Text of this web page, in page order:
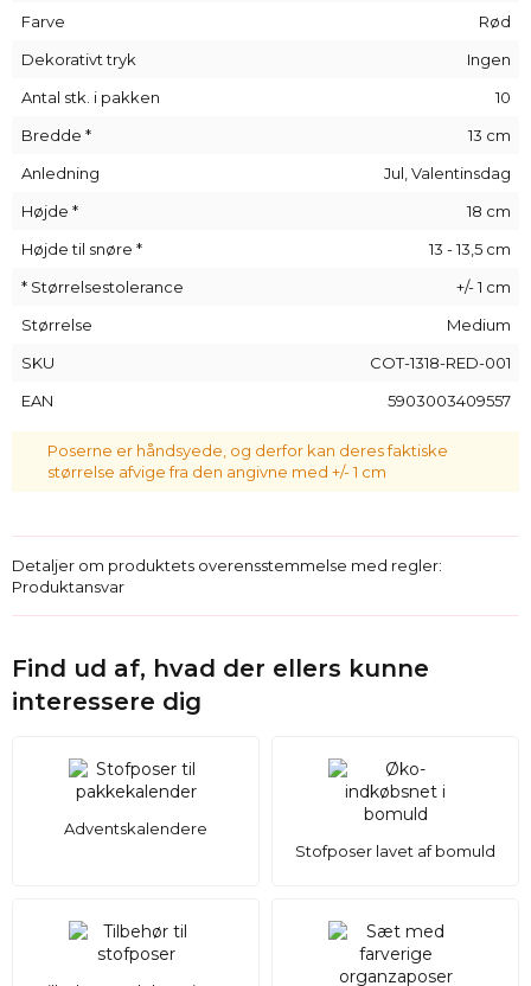
stearinlys.
forretningsgaver.
Vent ikke længere, og bestil dine robuste og elegante
Farve
Rød
Dekorativt tryk
Ingen
Antal stk. i pakken
10
Bredde *
13 cm
Anledning
Jul, Valentinsdag
Højde *
18 cm
Højde til snøre *
13 - 13,5 cm
* Størrelsestolerance
+/- 1 cm
Størrelse
Medium
SKU
COT-1318-RED-001
EAN
5903003409557
Poserne er håndsyede, og derfor kan deres faktiske
størrelse afvige fra den angivne med +/- 1 cm
Detaljer om produktets overensstemmelse med regler:
Produktansvar
Find ud af, hvad der ellers kunne
interessere dig
Adventskalendere
Stofposer lavet af bomuld